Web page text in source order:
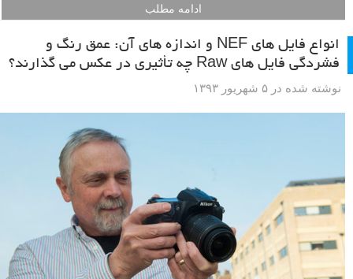
ادامه مطلب
انواع فایل های NEF و اندازه های آن: عمق رنگ و
فشردگی فایل های Raw چه تأثیری در عکس می گذارند؟
نوشته شده در ۵ شهریور ۱۳۹۳